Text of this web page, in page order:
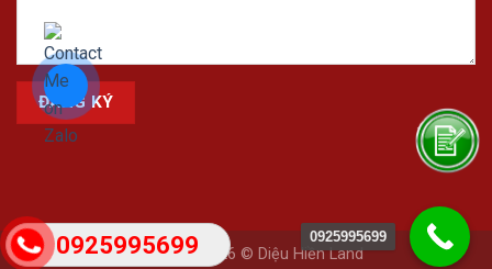
0925995699Copyright 2026 © Diệu Hiền Land
0925995699